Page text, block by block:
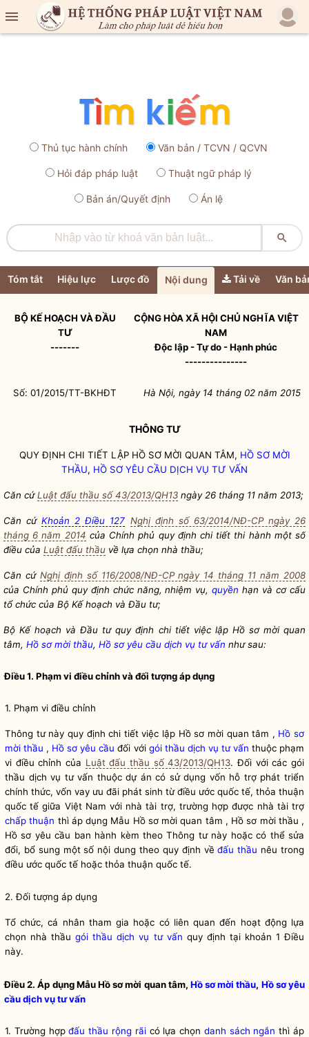

Thủ tục hành chính Văn bản / TCVN / QCVN
Hỏi đáp pháp luật Thuật ngữ pháp lý
Bản án/Quyết định Án lệ

Tóm tắt Hiệu lực Lược đồ Nội dung Tải về Văn
BỘKẾ HOẠCH VÀ ĐẦU
TƯ
-------
CỘNG HÒA XÃ HỘI CHỦ NGHĨA VIỆT
NAM
Độc lập - Tự do - Hạnh phúc
---------------
Số: 01/2015/TT-BKHĐT Hà Nội, ngày 14 tháng 02 năm 2015
THÔNG TƯ
QUY ĐỊNH CHI TIẾT LẬP HỒ SƠ MỜI QUAN TÂM, HỒ SƠ MỜI
THẦU, HỒ SƠ YÊU CẦU DỊCH VỤ TƯ VẤN
Căn cứLuật đấu thầu số 43/2013/QH13 ngày 26 tháng 11 năm 2013;
Căn cứKhoản 2 Điều 127 Nghị định số 63/2014/NĐ-CP ngày 26
tháng 6 năm 2014 của Chính phủ quy định chi tiết thi hành một số
điều của Luật đấu thầu về lựa chọn nhà thầu;
Căn cứ Nghị định số 116/2008/NĐ-CP ngày 14 tháng 11 năm 2008
của Chính phủ quy định chức năng, nhiệm vụ,quyền hạn và cơ cấu
tổ chức của Bộ Kế hoạch và Đầu tư;
Bộ Kế hoạch và Đầu tư quy định chi tiết việc lập Hồ sơ mời quan
tâm, Hồ sơ mời thầu, Hồ sơ yêu cầu dịch vụ tư vấn như sau:
Điều 1. Phạm vi điều chỉnh và đối tượng áp dụng
1. Phạm vi điều chỉnh
Thông tư này quy định chi tiết việc lập Hồ sơ mời quan tâm , Hồ sơ
mời thầu , Hồ sơ yêu cầu đối với gói thầu dịch vụ tư vấn thuộc phạm
vi điều chỉnh của Luật đấu thầu số 43/2013/QH13. Đối với cácgói
thầu dịch vụ tư vấn thuộc dự án có sử dụng vốn hỗ trợ phát triển
chính thức, vốn vay ưu đãi phát sinh từ điều ước quốc tế, thỏa thuận
quốc tế giữa Việt Nam với nhà tài trợ, trường hợp được nhà tài trợ
chấp thuận thì áp dụng Mẫu Hồ sơ mời quan tâm , Hồ sơ mời thầu ,
Hồ sơ yêu cầu ban hành kèm theo Thông tư này hoặc có thể sửa
đổi, bổ sung một số nội dung theo quy định vềđấu thầu nêu trong
điều ước quốc tế hoặc thỏa thuận quốc tế.
2. Đối tượng áp dụng
Tổ chức, cá nhân tham gia hoặc có liên quan đến hoạt động lựa
chọn nhà thầugói thầu dịch vụ tư vấn quy định tại khoản 1 Điều
này.
Điều 2. Áp dụng Mẫu Hồ sơ mời quan tâm, Hồ sơ mời thầu, Hồ sơ yêu
cầudịch vụ tư vấn
1. Trường hợpđấu thầu rộng rãicó lựa chọn danh sách ngắn thì áp